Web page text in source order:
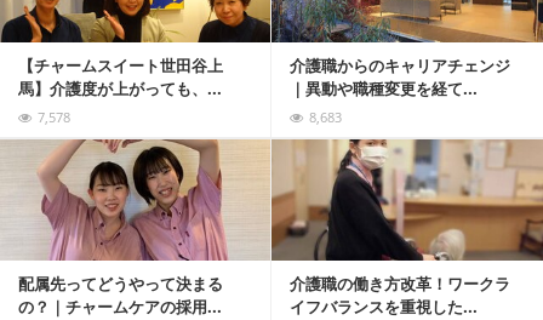
【チャームスイート世田谷上
馬】介護度が上がっても、...
7,578
介護職からのキャリアチェンジ
｜異動や職種変更を経て...
8,683
配属先ってどうやって決まる
の？｜チャームケアの採用...
介護職の働き方改革！ワークラ
イフバランスを重視した...
記事を読む